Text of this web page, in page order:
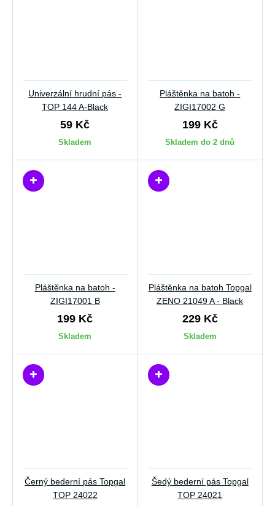
Univerzální hrudní pás -
TOP 144 A-Black
59 Kč
Skladem
Pláštěnka na batoh -
ZIGI17002 G
199 Kč
Skladem do 2 dnů
Pláštěnka na batoh -
ZIGI17001 B
199 Kč
Skladem
Pláštěnka na batoh Topgal
ZENO 21049 A - Black
229 Kč
Skladem
Černý bederní pás Topgal
TOP 24022
Šedý bederní pás Topgal
TOP 24021